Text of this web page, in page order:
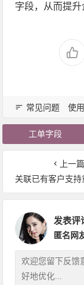
字段，从而提升
常见问题 使
工单字段
上一篇
关联已有客户支持重
发表评
匿名网